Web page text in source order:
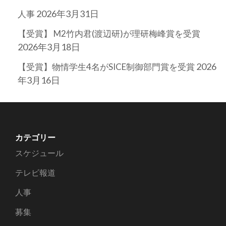
人事2026年3月31日
【受賞】 M2竹内君(渡辺研)が理研梅峰賞を受賞
2026年3月18日
【受賞】物情学生4名がSICE制御部門賞を受賞 2026
年3月16日
カテゴリー
スケジュール
テレビ報道
人事
募集